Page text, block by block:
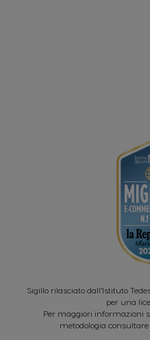
Sigillo rilasciato dall’Istituto
per una
Per maggiori informazioni
metodologia consultare